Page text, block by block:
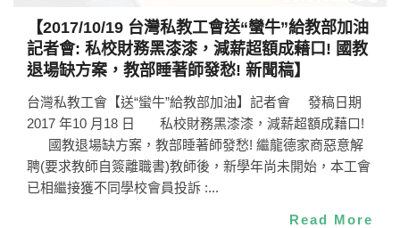
【2017/10/19 台灣私教工會送“蠻牛”給教部加油
記者會: 私校財務黑漆漆，減薪超額成藉口! 國教
退場缺方案，教部睡著師發愁! 新聞稿】
台灣私教工會【送“蠻牛”給教部加油】記者會 發稿日期
2017 年10 月18 日 私校財務黑漆漆，減薪超額成藉口!
國教退場缺方案，教部睡著師發愁! 繼龍德家商惡意解
聘(要求教師自簽離職書)教師後，新學年尚未開始，本工會
已相繼接獲不同學校會員投訴 :...
Read More